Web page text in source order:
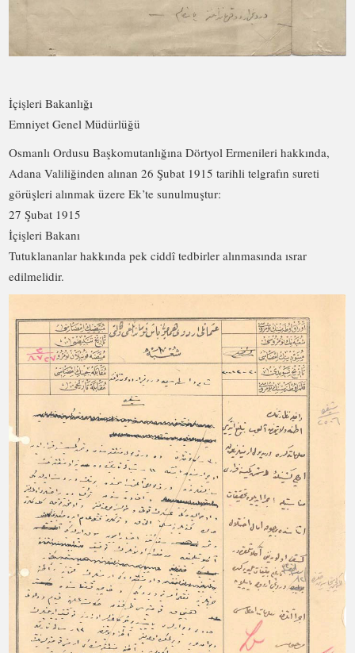
İçişleri Bakanlığı
Emniyet Genel Müdürlüğü
Osmanlı Ordusu Başkomutanlığına Dörtyol Ermenileri hakkında,
Adana Valiliğinden alınan 26 Şubat 1915 tarihli telgrafın sureti
görüşleri alınmak üzere Ek’te sunulmuştur:
27 Şubat 1915
İçişleri Bakanı
Tutuklananlar hakkında pek ciddî tedbirler alınmasında ısrar
edilmelidir.